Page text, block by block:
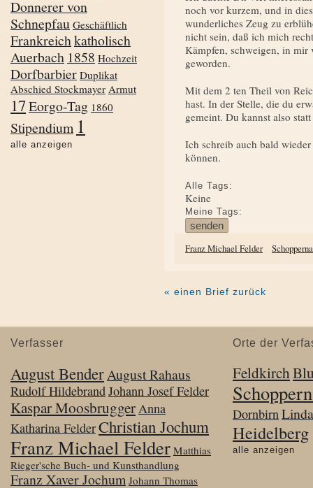
noch vor kurzem, und in
wunderliches Zeug zu
nicht sein, daß ich mich
Kämpfen, schweigen, in mir
geworden.
Mit dem 2 ten Theil von
hast. In der Stelle, die du
gemeint. Du kannst also
Ich schreib auch bald
können.
Alle Tags:
Keine
Meine Tags:
Franz Michael Felder
« einen Brief zurück
Donnerer von
Schnepfau Geschäftlich
Frankreichkatholisch
Auerbach 1858 Hochzeit
Dorfbarbier Duplikat
Abschied Stockmayer Armut
17Eorgo-Tag 1860
Stipendium 1
alle anzeigen
Verfasser
August BenderAugust Rahaus
Rudolf HildebrandJohann Josef Felder
Kaspar MoosbruggerAnna
Katharina FelderChristian Jochum
Franz Michael Felder Matthias
Rieger'sche Buch- und Kunsthandlung
Franz Xaver Jochum Johann Thomas
Orte der
Feldkirch
Dornbirn
Heidelberg
alle anzeigen